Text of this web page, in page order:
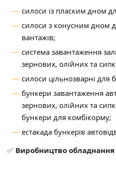
силоси із пласким дном
силоси з конусним дном
вантажів;
система завантаження
зернових, олійних та
силоси цільнозварні для
бункери завантаження
зернових, олійних та
бункери для комбікорму;
естакада бункерів
✅ Виробництво